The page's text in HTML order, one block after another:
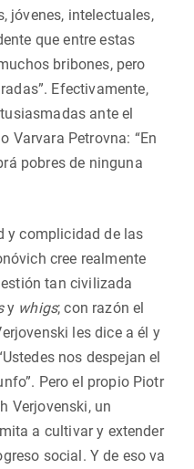
jóvenes, intelectuales,
que entre estas
bribones, pero
Efectivamente,
ante el
Varvara Petrovna: “En
pobres de ninguna
y complicidad de las
cree realmente
tan civilizada
y whigs; con razón el
les dice a él y
nos despejan el
Pero el propio Piotr
Verjovenski, un
a cultivar y extender
social. Y de eso va